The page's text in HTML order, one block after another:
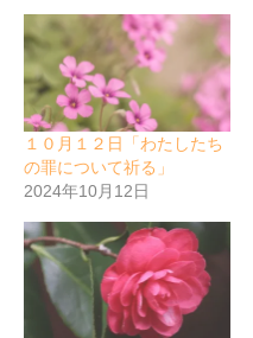
１０月１２日「わたしたち
の罪について祈る」
2024年10月12日